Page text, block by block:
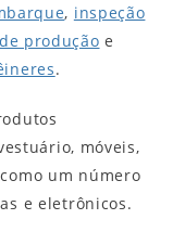
, inspeção
produção e
.
móveis,
um número
e eletrônicos.